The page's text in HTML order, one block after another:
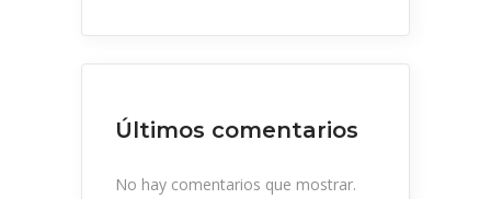
Últimos comentarios
No hay comentarios que mostrar.